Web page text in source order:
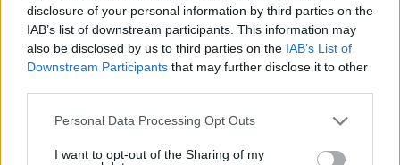
disclosure of your personal information by third parties on the
IAB’s list of downstream participants. This information may
also be disclosed by us to third parties on the IAB’s List of
Downstream Participants that may further disclose it to other
Please note that this website/app uses one or more Google
not limited to your visit or usage behaviour. You may click to
Personal Data Processing Opt Outs
I want to opt-out of the Sharing of my
08.04.2020, 19:34
Το δικο μου , μην το φερνετε , δωστε το σε κανεναν
φτωχο .....
ΑΠΑΝΤΗΣΗ